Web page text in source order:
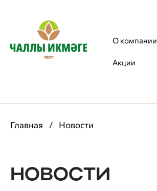
О компании
Акции
Главная / Новости
НОВОСТИ